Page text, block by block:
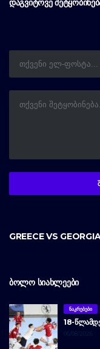
ᲓᲐᲒᲕᲘᲢᲝᲕᲔ
GREECE VS
ᲑᲝᲚᲝ ᲡᲘᲐᲮᲚᲔᲔᲑᲘ
ᲜᲐᲙᲠᲔᲑᲔᲑᲘ
18-
06/08/2026